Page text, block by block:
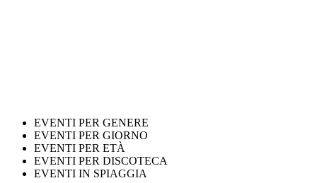
EVENTI PER GENERE
EVENTI PER GIORNO
EVENTI PER ETÀ
EVENTI PER DISCOTECA
EVENTI IN SPIAGGIA